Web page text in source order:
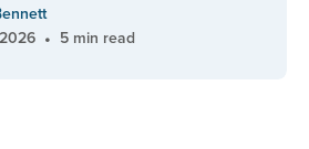
• 5 min read